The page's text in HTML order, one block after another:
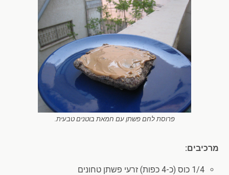
פרוסת לחם פשתן עם חמאת בוטנים טבעית.
מרכיבים:
1/4 כוס (כ-4 כפות) זרעי פשתן טחונים